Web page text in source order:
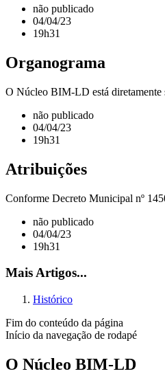
não publicado
04/04/23
19h31
Organograma
O Núcleo BIM-LD está diretamente
não publicado
04/04/23
19h31
Atribuições
Conforme Decreto Municipal nº
não publicado
04/04/23
19h31
Mais Artigos...
Histórico
Fim do conteúdo da página
Início da navegação de rodapé
O Núcleo BIM-LD